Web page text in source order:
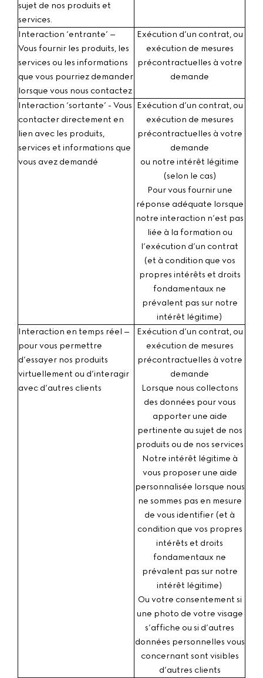
sujet de nos produits et
services.
Interaction ‘entrante’ –
Vous fournir les produits, les
services ou les informations
que vous pourriez demander
lorsque vous nous contactez
Exécution d’un contrat, ou
exécution de mesures
précontractuelles à votre
demande
Interaction ‘sortante’ - Vous
contacter directement en
lien avec les produits,
services et informations que
vous avez demandé
Exécution d’un contrat, ou
exécution de mesures
précontractuelles à votre
demande
ou notre intérêt légitime
(selon le cas)
Pour vous fournir une
réponse adéquate lorsque
notre interaction n’est pas
liée à la formation ou
l’exécution d’un contrat
(et à condition que vos
propres intérêts et droits
fondamentaux ne
prévalent pas sur notre
intérêt légitime)
Interaction en temps réel –
pour vous permettre
d’essayer nos produits
virtuellement ou d’interagir
avec d’autres clients
Exécution d’un contrat, ou
exécution de mesures
précontractuelles à votre
demande
Lorsque nous collectons
des données pour vous
apporter une aide
pertinente au sujet de nos
produits ou de nos services
Notre intérêt légitime à
vous proposer une aide
personnalisée lorsque nous
ne sommes pas en mesure
de vous identifier (et à
condition que vos propres
intérêts et droits
fondamentaux ne
prévalent pas sur notre
intérêt légitime)
Ou votre consentement si
une photo de votre visage
s’affiche ou si d’autres
données personnelles vous
concernant sont visibles
d’autres clients